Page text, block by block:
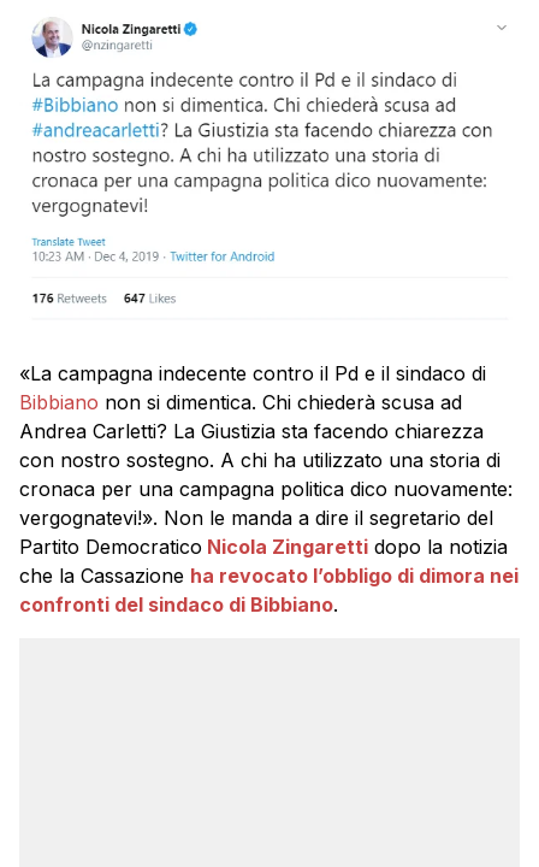
Di Maio
«La campagna indecente contro il Pd e il sindaco di
Bibbiano non si dimentica. Chi chiederà scusa ad
Andrea Carletti? La Giustizia sta facendo chiarezza
con nostro sostegno. A chi ha utilizzato una storia di
cronaca per una campagna politica dico nuovamente:
vergognatevi!». Non le manda a dire il segretario del
Partito Democratico Nicola Zingaretti dopo la notizia
che la Cassazione ha revocato l’obbligo di dimora nei
confronti del sindaco di Bibbiano.